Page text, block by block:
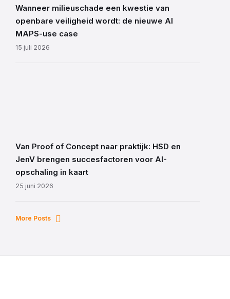
Wanneer milieuschade een kwestie van
openbare veiligheid wordt: de nieuwe AI
MAPS-use case
15 juli 2026
Van Proof of Concept naar praktijk: HSD en
JenV brengen succesfactoren voor AI-
opschaling in kaart
25 juni 2026
More Posts